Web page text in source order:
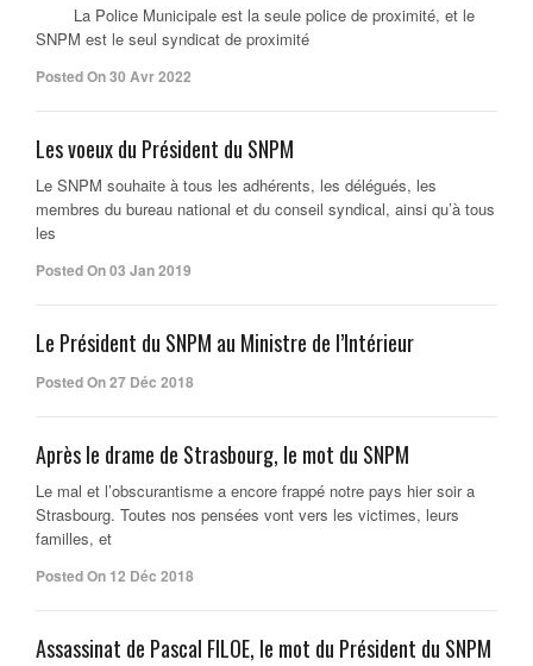
La Police Municipale est la seule police de proximité, et le
SNPM est le seul syndicat de proximité
Posted On 30 Avr 2022
Les voeux du Président du SNPM
Le SNPM souhaite à tous les adhérents, les délégués, les
membres du bureau national et du conseil syndical, ainsi qu’à tous
les
Posted On 03 Jan 2019
Le Président du SNPM au Ministre de l’Intérieur
Posted On 27 Déc 2018
Après le drame de Strasbourg, le mot du SNPM
Le mal et l’obscurantisme a encore frappé notre pays hier soir a
Strasbourg. Toutes nos pensées vont vers les victimes, leurs
familles, et
Posted On 12 Déc 2018
Assassinat de Pascal FILOE, le mot du Président du SNPM